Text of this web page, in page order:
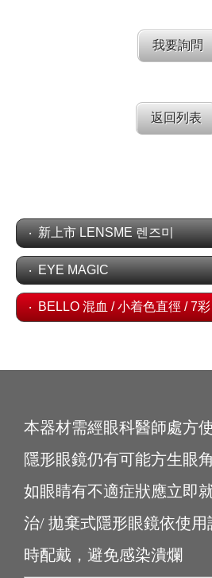
我要詢問
返回列表
新上市 LENSME 렌즈미
EYE MAGIC
BELLO 混血 / 小着色直徑 / 7彩
本器材需經眼科醫師處方
隱形眼鏡仍有可能方生眼
如眼睛有不適症狀應立即
治/ 拋棄式隱形眼鏡依使
時配戴，避免感染潰爛